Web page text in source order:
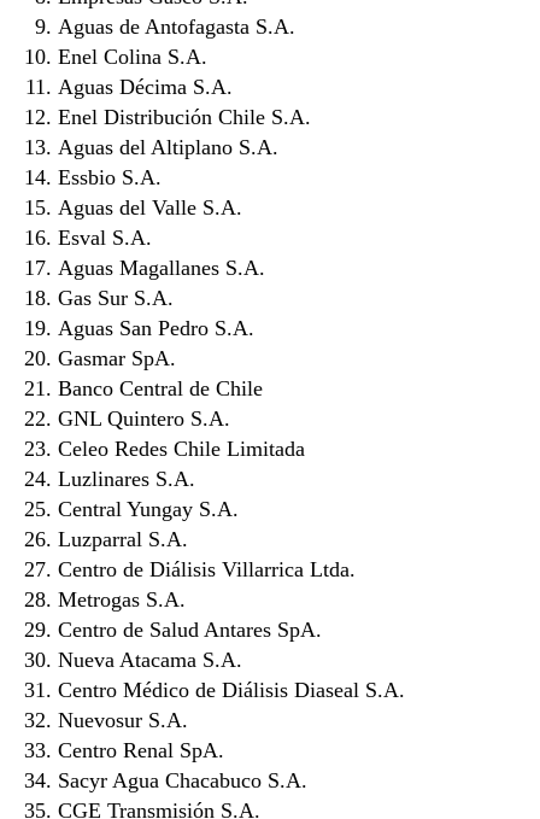
Aguas de Antofagasta S.A.
Enel Colina S.A.
Aguas Décima S.A.
Enel Distribución Chile S.A.
Aguas del Altiplano S.A.
Essbio S.A.
Aguas del Valle S.A.
Esval S.A.
Aguas Magallanes S.A.
Gas Sur S.A.
Aguas San Pedro S.A.
Gasmar SpA.
Banco Central de Chile
GNL Quintero S.A.
Celeo Redes Chile Limitada
Luzlinares S.A.
Central Yungay S.A.
Luzparral S.A.
Centro de Diálisis Villarrica Ltda.
Metrogas S.A.
Centro de Salud Antares SpA.
Nueva Atacama S.A.
Centro Médico de Diálisis Diaseal S.A.
Nuevosur S.A.
Centro Renal SpA.
Sacyr Agua Chacabuco S.A.
CGE Transmisión S.A.